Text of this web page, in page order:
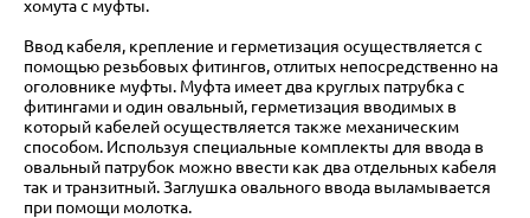
хомута с муфты.
Ввод кабеля, крепление и герметизация осуществляется с
помощью резьбовых фитингов, отлитых непосредственно на
оголовнике муфты. Муфта имеет два круглых патрубка с
фитингами и один овальный, герметизация вводимых в
который кабелей осуществляется также механическим
способом. Используя специальные комплекты для ввода в
овальный патрубок можно ввести как два отдельных кабеля
так и транзитный. Заглушка овального ввода выламывается
при помощи молотка.